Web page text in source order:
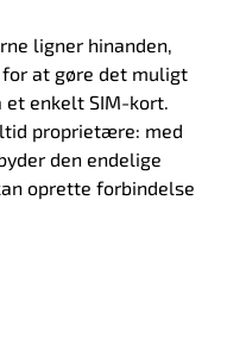
ligner hinanden,
for at gøre det muligt
enkelt SIM-kort.
proprietære: med
den endelige
oprette forbindelse